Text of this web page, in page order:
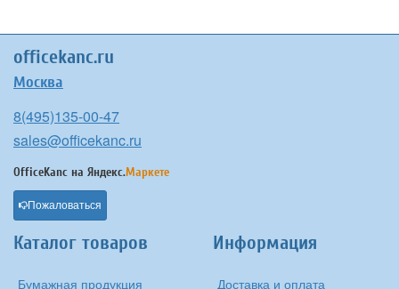
officekanc.ru
Москва
8(495)135-00-47
sales@officekanc.ru
OfficeKanc на Яндекс.Маркете
Пожаловаться
Каталог товаров
Бумажная продукция
Информация
Доставка и оплата